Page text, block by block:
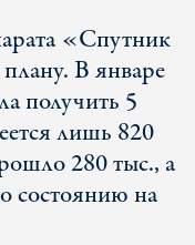
«Спутник
В январе
получить 5
лишь 820
280 тыс., а
состоянию на